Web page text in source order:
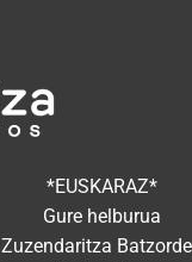
*EUSKARAZ*
Gure helburua
Zuzendaritza